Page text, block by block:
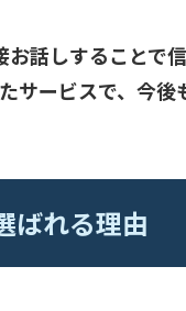
話しすることで
ービスで、今
ばれる理由